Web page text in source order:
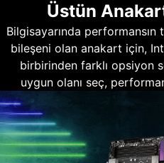
Üstün
Bilgisayarında
bileşeni olan anakart için,
birbirinden farklı opsiyon
uygun olanı seç,